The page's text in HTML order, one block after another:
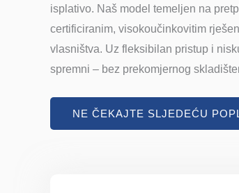
isplativo. Naš model temeljen na
certificiranim, visokoučinkovitim
vlasništva. Uz fleksibilan pristup i
spremni – bez prekomjernog
NE ČEKAJTE SLJEDEĆU